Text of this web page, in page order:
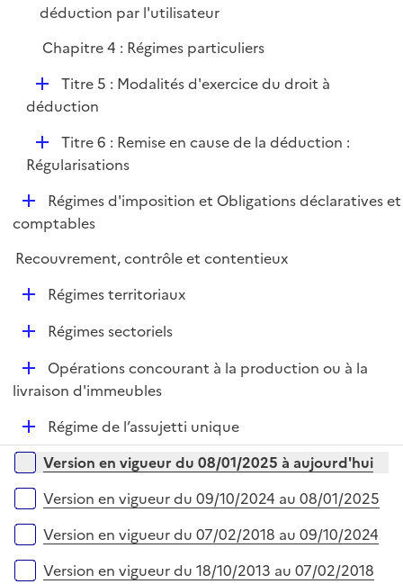
déduction par l'utilisateur
Chapitre 4 : Régimes particuliers
D
é
i
e
r
Titre 5 : Modalités d'exercice du droit à
déduction
D
é
l
i
r
Titre 6 : Remise en cause de la déduction :
Régularisations
D
é
l
Régimes d'imposition et Obligations déclaratives et
comptables
Recouvrement, contrôle et contentieux
D
e
Régimes territoriaux
D
l
r
Régimes sectoriels
D
é
e
r
Opérations concourant à la production ou à la
livraison d'immeubles
D
é
p
e
Régime de l’assujetti unique
Versions sur la période
Version en vigueur du 08/01/2025 à aujourd'hui
Version en vigueur du 09/10/2024 au 08/01/2025
Version en vigueur du 07/02/2018 au 09/10/2024
Version en vigueur du 18/10/2013 au 07/02/2018